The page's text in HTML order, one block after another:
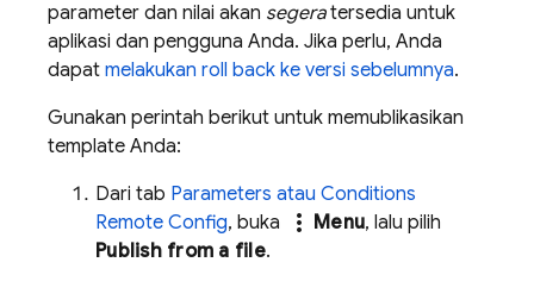
parameter dan nilai akan segeratersedia untuk
aplikasi dan pengguna Anda. Jika perlu, Anda
dapat melakukan roll back ke versi sebelumnya.
Gunakan perintah berikut untuk memublikasikan
template Anda:
Dari tab Parameters atau Conditions
Remote Config, buka more_vert Menu, lalu pilih
Publish from a file.